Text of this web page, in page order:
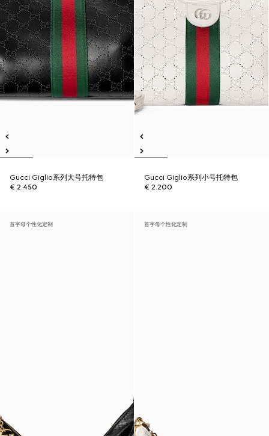
Gucci Giglio系列大号托特包
€ 2.450
Gucci Giglio系列小号托特包
€ 2.200
首字母个性化定制 首字母个性化定制